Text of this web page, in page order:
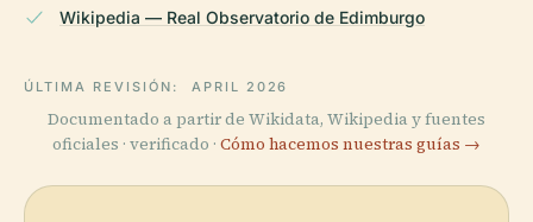
Wikipedia — Real Observatorio de Edimburgo
ÚLTIMA REVISIÓN: APRIL 2026
Documentado a partir de Wikidata, Wikipedia y fuentes
oficiales · verificado · Cómo hacemos nuestras guías →